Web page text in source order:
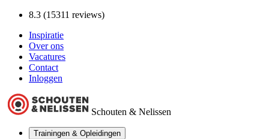
8.3 (15311 reviews)
Inspiratie
Over ons
Vacatures
Contact
Inloggen
Schouten & Nelissen
Trainingen & Opleidingen